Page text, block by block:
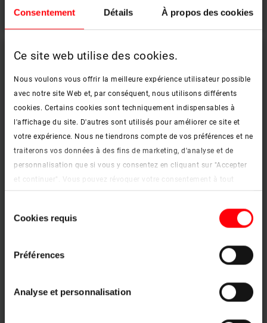
Consentement Détails À propos des cookies
Ce site web utilise des cookies.
Nous voulons vous offrir la meilleure expérience utilisateur possible
avec notre site Web et, par conséquent, nous utilisons différents
cookies. Certains cookies sont techniquement indispensables à
l'affichage du site. D'autres sont utilisés pour améliorer ce site et
votre expérience. Nous ne tiendrons compte de vos préférences et ne
traiterons vos données à des fins de marketing, d'analyse et de
personnalisation que si vous y consentez en cliquant sur "Accepter
et continuer". Vous pouvez révoquer votre consentement à tout
cookies et les options de personnalisation sous le bouton "Afficher
les détails".
duCookies requis
Préférences
Analyse et personnalisation

Wolfsmattstrasse Dietikon
Le charme d'un studio, illuminé par l'Azuro
file_downloadTélécharger le PDF